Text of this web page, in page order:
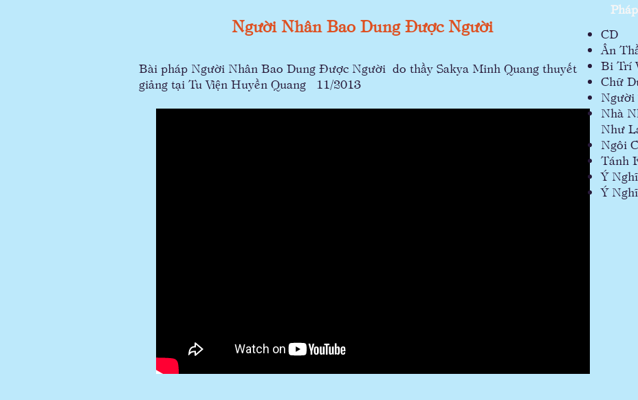
Người Nhân Bao Dung Được Người
Bài pháp Người Nhân Bao Dung Được Người do thầy Sakya Minh Quang thuyết
giảng tại Tu Viện Huyền Quang 11/2013
CD
Ân
Bi Trí
Chữ
Nhà
Như
Ngôi
Tánh
Ý
Ý